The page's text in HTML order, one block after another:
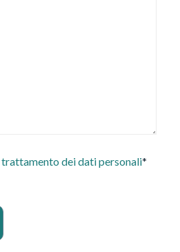
trattamento dei dati personali*